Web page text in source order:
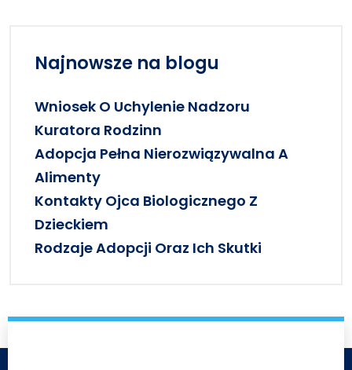
Najnowsze na blogu
Wniosek O Uchylenie Nadzoru
Kuratora Rodzinn
Adopcja Pełna Nierozwiązywalna A
Alimenty
Kontakty Ojca Biologicznego Z
Dzieckiem
Rodzaje Adopcji Oraz Ich Skutki